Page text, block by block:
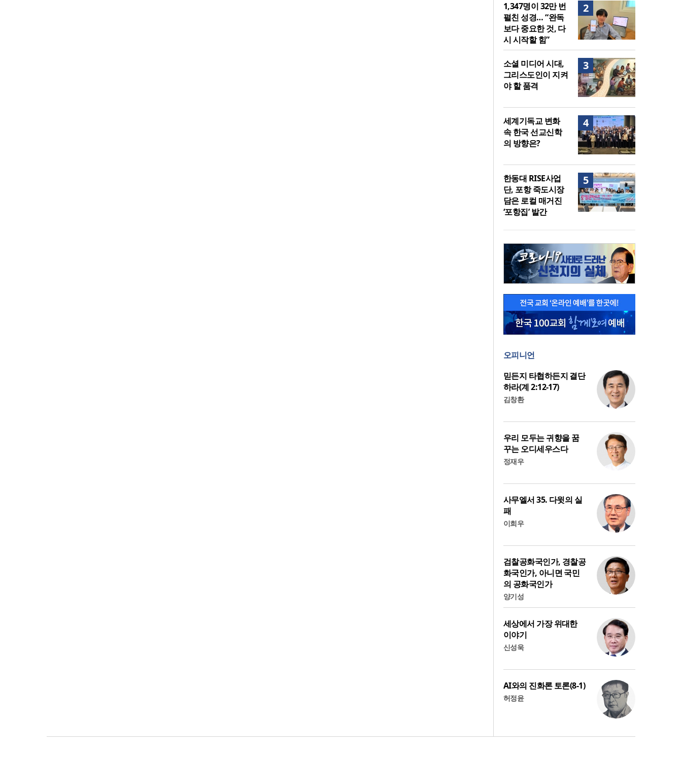
2
1,347명이 32만 번
펼친 성경… “완독
보다 중요한 것, 다
시 시작할 힘”
3
소셜 미디어 시대,
그리스도인이 지켜
야 할 품격
4
세계기독교 변화
속 한국 선교신학
의 방향은?
5
한동대 RISE사업
단, 포항 죽도시장
담은 로컬 매거진
‘포항집’ 발간
오피니언
믿든지 타협하든지 결단
하라(계 2:12-17)
김창환
우리 모두는 귀향을 꿈
꾸는 오디세우스다
정재우
사무엘서 35. 다윗의 실
패
이희우
검찰공화국인가, 경찰공
화국인가, 아니면 국민
의 공화국인가
양기성
세상에서 가장 위대한
이야기
신성욱
AI와의 진화론 토론(8-1)
허정윤